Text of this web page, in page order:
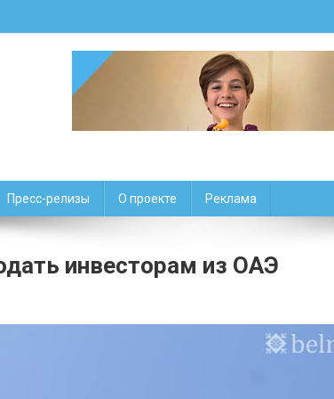
Пресс-релизы О проекте Реклама
инвесторам из ОАЭ